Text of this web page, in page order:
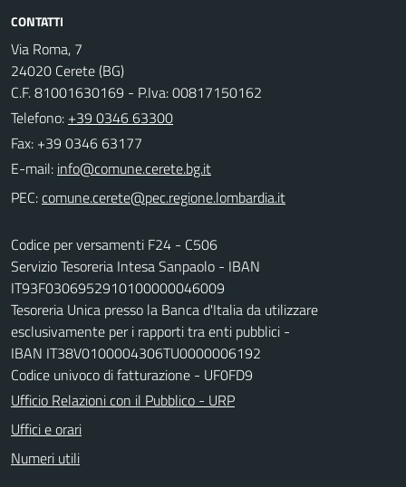
CONTATTI
Via Roma, 7
24020 Cerete (BG)
C.F. 81001630169 - P.Iva: 00817150162
Telefono: +39 0346 63300
Fax: +39 0346 63177
E-mail:
PEC:
Codice per versamenti F24 - C506
Servizio Tesoreria Intesa Sanpaolo - IBAN
IT93F0306952910100000046009
Tesoreria Unica presso la Banca d'Italia da utilizzare
esclusivamente per i rapporti tra enti pubblici -
IBAN IT38V0100004306TU0000006192
Codice univoco di fatturazione - UF0FD9
Ufficio Relazioni con il Pubblico - URP
Uffici e orari
Numeri utili